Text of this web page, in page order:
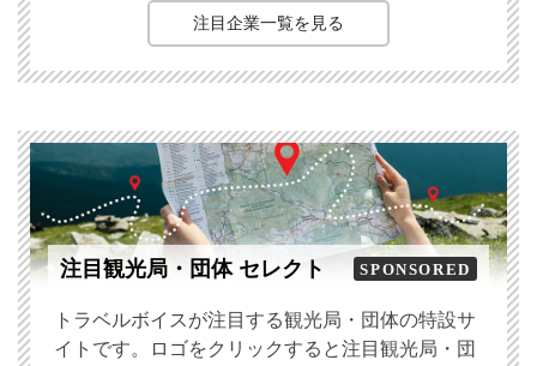
注目企業一覧を見る
注目観光局・団体 セレクト SPONSORED
トラベルボイスが注目する観光局・団体の特設サ
イトです。ロゴをクリックすると注目観光局・団